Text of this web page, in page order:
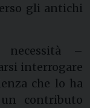
gli antichi
–
interrogare
che lo ha
contributo